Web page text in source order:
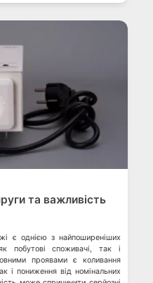
та важливість
є однією з найпоширеніших
побутові споживачі, так і
проявами є коливання
і пониження від номінальних